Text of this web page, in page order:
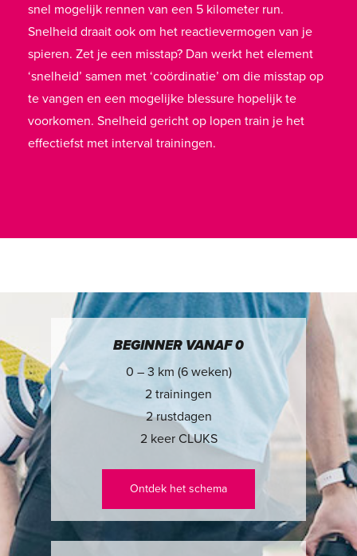
snel mogelijk rennen van een 5 kilometer run.
Snelheid draait ook om het reactievermogen van je
spieren. Zet je een misstap? Dan werkt het element
‘snelheid’ samen met ‘coördinatie’ om die misstap op
te vangen en een mogelijke blessure hopelijk te
voorkomen. Snelheid gericht op lopen train je het
effectiefst met interval trainingen.
BEGINNER VANAF 0
0 – 3 km (6 weken)
2 trainingen
2 rustdagen
2 keer CLUKS
Ontdek het schema